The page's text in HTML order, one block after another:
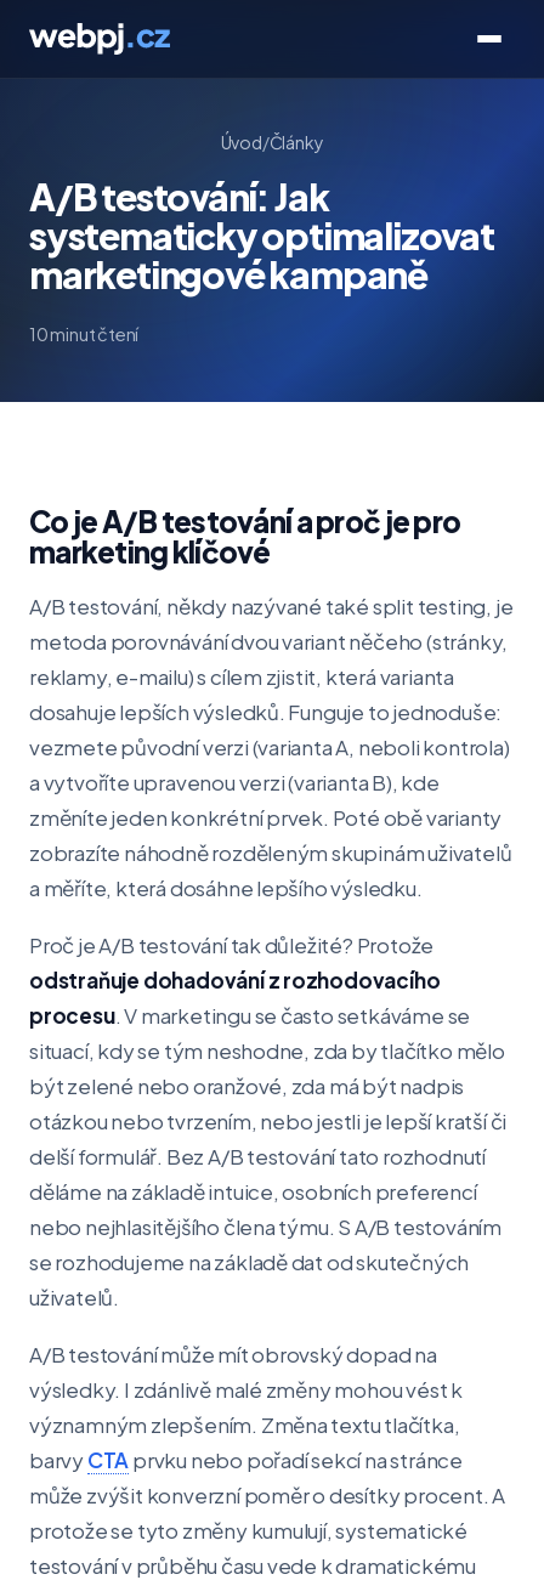
Úvod/Články
A/B testování: Jak
systematicky optimalizovat
marketingové kampaně
10 minut čtení
Co je A/B testování a proč je pro
marketing klíčové
A/B testování, někdy nazývané také split testing, je
metoda porovnávání dvou variant něčeho (stránky,
reklamy, e-mailu) s cílem zjistit, která varianta
dosahuje lepších výsledků. Funguje to jednoduše:
vezmete původní verzi (varianta A, neboli kontrola)
a vytvoříte upravenou verzi (varianta B), kde
změníte jeden konkrétní prvek. Poté obě varianty
zobrazíte náhodně rozděleným skupinám uživatelů
a měříte, která dosáhne lepšího výsledku.
Proč je A/B testování tak důležité? Protože
odstraňuje dohadování z rozhodovacího
procesu. V marketingu se často setkáváme se
situací, kdy se tým neshodne, zda by tlačítko mělo
být zelené nebo oranžové, zda má být nadpis
otázkou nebo tvrzením, nebo jestli je lepší kratší či
delší formulář. Bez A/B testování tato rozhodnutí
děláme na základě intuice, osobních preferencí
nebo nejhlasitějšího člena týmu. S A/B testováním
se rozhodujeme na základě dat od skutečných
uživatelů.
A/B testování může mít obrovský dopad na
výsledky. I zdánlivě malé změny mohou vést k
významným zlepšením. Změna textu tlačítka,
barvyCTA prvku nebo pořadí sekcí na stránce
může zvýšit konverzní poměr o desítky procent. A
protože se tyto změny kumulují, systematické
testování v průběhu času vede k dramatickému